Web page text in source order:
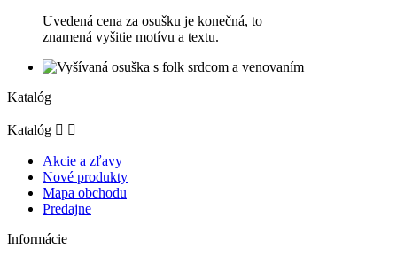
Uvedená cena za osušku je konečná, to
znamená vyšitie motívu a textu.
Katalóg
Katalóg  
Akcie a zľavy
Nové produkty
Mapa obchodu
Predajne
Informácie